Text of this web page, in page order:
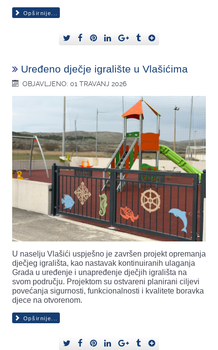
Opširnije...
Uređeno dječje igralište u Vlašićima
OBJAVLJENO: 01 TRAVANJ 2026
U naselju Vlašići uspješno je završen projekt opremanja
dječjeg igrališta, kao nastavak kontinuiranih ulaganja
Grada u uređenje i unapređenje dječjih igrališta na
svom području. Projektom su ostvareni planirani ciljevi
povećanja sigurnosti, funkcionalnosti i kvalitete boravka
djece na otvorenom.
Opširnije...